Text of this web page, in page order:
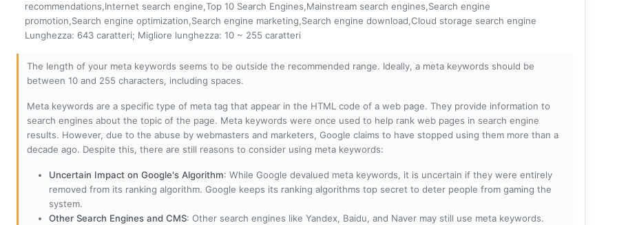
recommendations,Internet search engine,Top 10 Search Engines,Mainstream search engines,Search engine
promotion,Search engine optimization,Search engine marketing,Search engine download,Cloud storage search engine
Lunghezza: 643 caratteri; Migliore lunghezza: 10 ~ 255 caratteri
The length of your meta keywords seems to be outside the recommended range. Ideally, a meta keywords should be
between 10 and 255 characters, including spaces.
Meta keywords are a specific type of meta tag that appear in the HTML code of a web page. They provide information to
search engines about the topic of the page. Meta keywords were once used to help rank web pages in search engine
results. However, due to the abuse by webmasters and marketers, Google claims to have stopped using them more than a
decade ago. Despite this, there are still reasons to consider using meta keywords:
Uncertain Impact on Google's Algorithm: While Google devalued meta keywords, it is uncertain if they were entirely
removed from its ranking algorithm. Google keeps its ranking algorithms top secret to deter people from gaming the
system.
Other Search Engines and CMS: Other search engines like Yandex, Baidu, and Naver may still use meta keywords.